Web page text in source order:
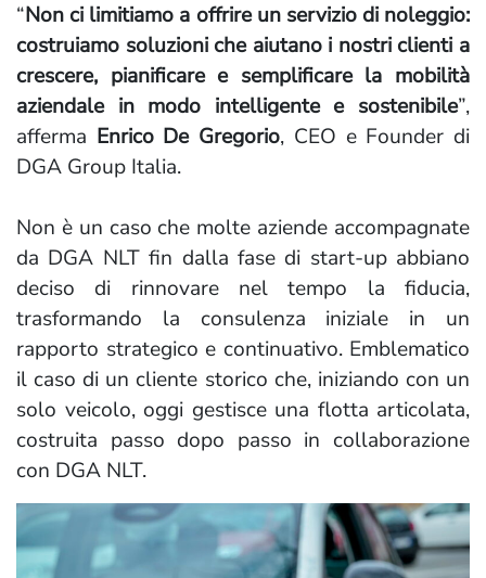
“Non ci limitiamo a offrire un servizio di noleggio:
costruiamo soluzioni che aiutano i nostri clienti a
crescere, pianificare e semplificare la mobilità
aziendale in modo intelligente e sostenibile”,
afferma Enrico De Gregorio, CEO e Founder di
DGA Group Italia.
Non è un caso che molte aziende accompagnate
da DGA NLT fin dalla fase di start-up abbiano
deciso di rinnovare nel tempo la fiducia,
trasformando la consulenza iniziale in un
rapporto strategico e continuativo. Emblematico
il caso di un cliente storico che, iniziando con un
solo veicolo, oggi gestisce una flotta articolata,
costruita passo dopo passo in collaborazione
con DGA NLT.